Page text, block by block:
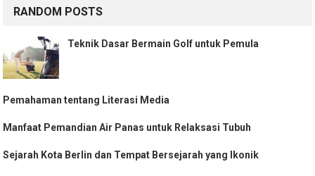
RANDOM POSTS
Teknik Dasar Bermain Golf untuk Pemula
Pemahaman tentang Literasi Media
Manfaat Pemandian Air Panas untuk Relaksasi Tubuh
Sejarah Kota Berlin dan Tempat Bersejarah yang Ikonik